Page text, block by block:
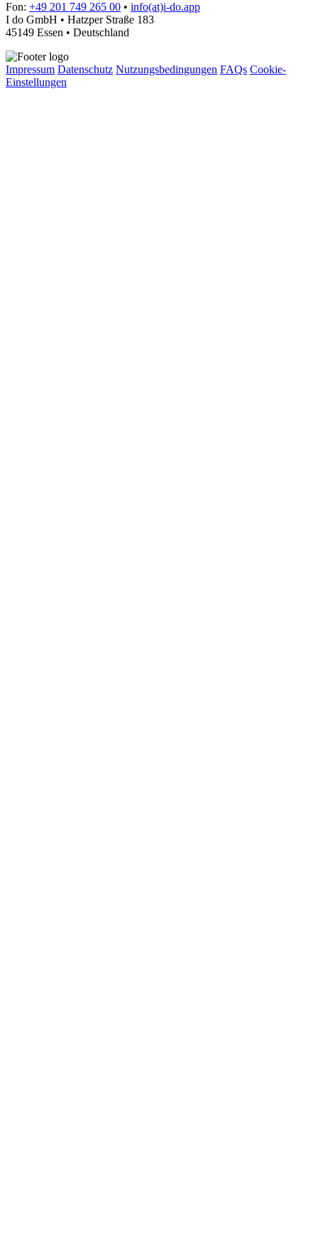
Fon: +49 201 749 265 00 • info(at)i-do.app
I do GmbH • Hatzper Straße 183
45149 Essen • Deutschland
Impressum Datenschutz Nutzungsbedingungen FAQs Cookie-
Einstellungen